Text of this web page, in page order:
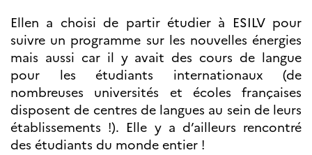
Ellen a choisi de partir étudier à ESILV pour
suivre un programme sur les nouvelles énergies
mais aussi car il y avait des cours de langue
pour les étudiants internationaux (de
nombreuses universités et écoles françaises
disposent de centres de langues au sein de leurs
établissements !). Elle y a d’ailleurs rencontré
des étudiants du monde entier !